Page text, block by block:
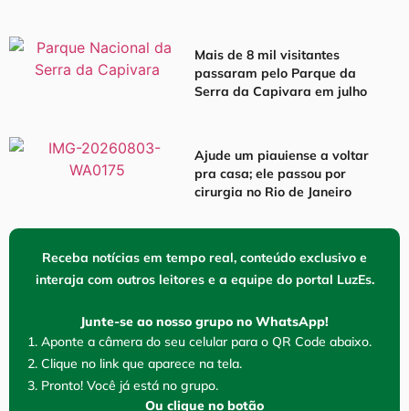
Mais de 8 mil visitantes
passaram pelo Parque da
Serra da Capivara em julho
Ajude um piauiense a voltar
pra casa; ele passou por
cirurgia no Rio de Janeiro
Receba notícias em tempo real, conteúdo exclusivo e
interaja com outros leitores e a equipe do portal LuzEs.
Junte-se ao nosso grupo no WhatsApp!
1. Aponte a câmera do seu celular para o QR Code abaixo.
2. Clique no link que aparece na tela.
3. Pronto! Você já está no grupo.
Ou clique no botão